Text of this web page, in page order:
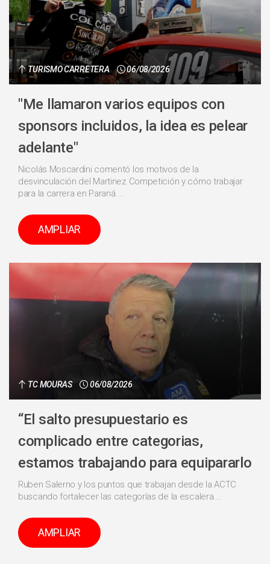
TURISMO CARRETERA 06/08/2026
"Me llamaron varios equipos con
sponsors incluidos, la idea es pelear
adelante"
Nicolás Moscardini comentó los motivos de la
desvinculación del Martinez Competición y cómo trabajar
para la carrera en Paraná....
AMPLIAR
TC MOURAS 06/08/2026
“El salto presupuestario es
complicado entre categorias,
estamos trabajando para equipararlo
Ruben Salerno y los puntos que trabajan desde la ACTC
buscando fortalecer las categorías de la escalera....
AMPLIAR